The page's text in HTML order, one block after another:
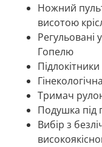
Ножний
висотою
Регульовані
Гопелю
Підлокітники
Тримач
Подушка під
Вибір з